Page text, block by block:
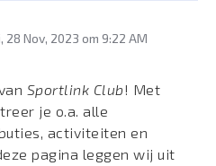
Nov, 2023 om 9:22 AM
Sportlink Club! Met
je o.a. alle
activiteiten en
pagina leggen wij uit